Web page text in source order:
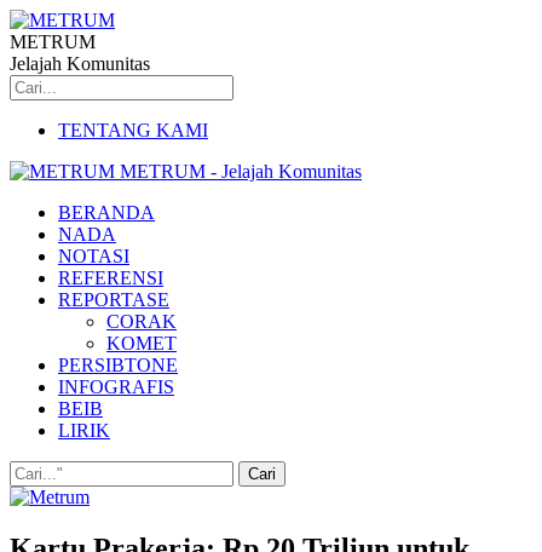
METRUM
Jelajah Komunitas
TENTANG KAMI
METRUM - Jelajah Komunitas
BERANDA
NADA
NOTASI
REFERENSI
REPORTASE
CORAK
KOMET
PERSIBTONE
INFOGRAFIS
BEIB
LIRIK